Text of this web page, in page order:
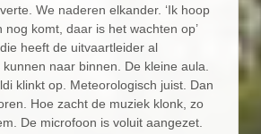
We naderen elkander. ‘Ik hoop
nog komt, daar is het wachten op’
heeft de uitvaartleider al
naar binnen. De kleine aula.
klinkt op. Meteorologisch juist. Dan
Hoe zacht de muziek klonk, zo
De microfoon is voluit aangezet.